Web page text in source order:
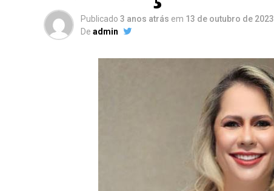
Publicado 3 anos atrás em 13 de outubro de 2023
De admin